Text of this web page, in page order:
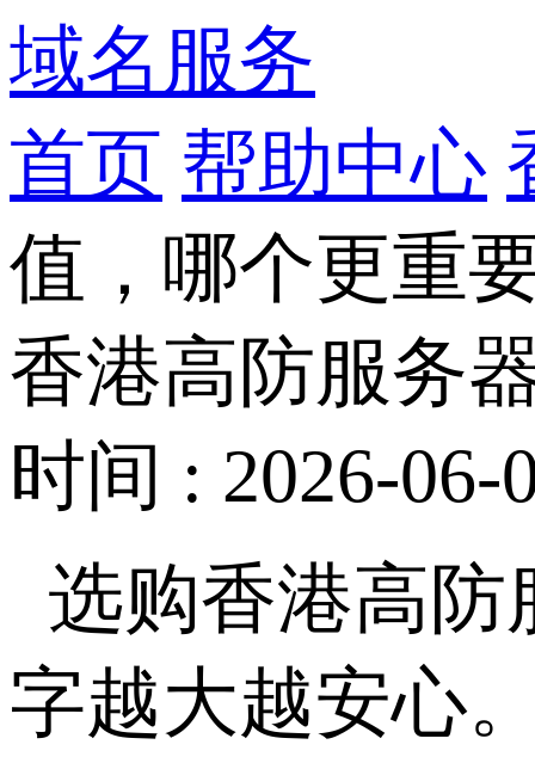
域名服务
首页 帮助中心
值，哪个更重
香港高防服务
时间 : 2026-06-
选购香港高防
字越大越安心